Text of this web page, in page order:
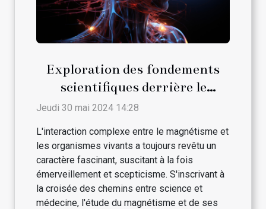
Exploration des fondements
scientifiques derrière le
magnétisme et son interaction
conventionnels
Jeudi 30 mai 2024 14:28
L'interaction complexe entre le magnétisme et
les organismes vivants a toujours revêtu un
caractère fascinant, suscitant à la fois
émerveillement et scepticisme. S'inscrivant à
la croisée des chemins entre science et
médecine, l'étude du magnétisme et de ses